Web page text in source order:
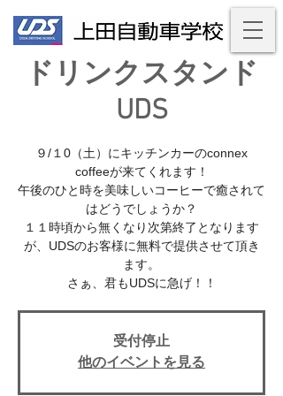
ドリンクスタンド
UDS
９/１0（土）にキッチンカーのconnex
coffeeが来てくれます！
午後のひと時を美味しいコーヒーで癒されて
はどうでしょうか？
１１時頃から無くなり次第終了となります
が、UDSのお客様に無料で提供させて頂き
ます。
さぁ、君もUDSに急げ！！
受付停止
他のイベントを見る